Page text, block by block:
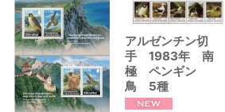
アルゼンチン切
手 1983年 南
極 ペンギン
鳥 5種